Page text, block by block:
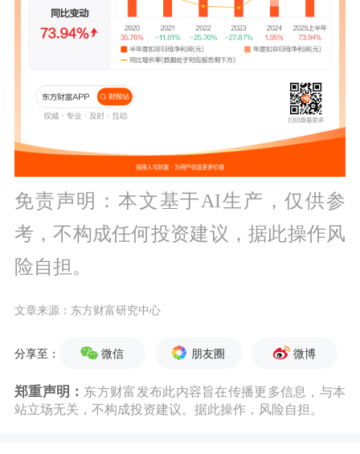
免责声明：本文基于AI生产，仅供参
考，不构成任何投资建议，据此操作风
险自担。
文章来源：东方财富研究中心
分享至： 微信 朋友圈 微博
郑重声明： 东方财富发布此内容旨在传播更多信息，与本
站立场无关，不构成投资建议。据此操作，风险自担。